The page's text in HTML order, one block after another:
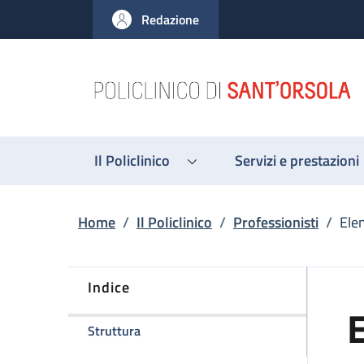
al contenuto principale
to footer content
Redazione
Il Policlinico Servizi e prestazioni
Briciole di pane
Home / Il Policlinico / Professionisti /
Indice
Strutturadella pagina Elena Zardi